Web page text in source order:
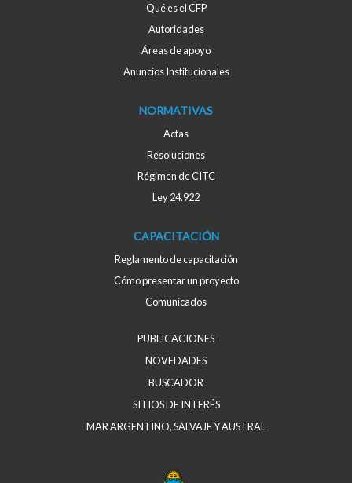
Qué es el CFP
Autoridades
Áreas de apoyo
Anuncios Institucionales
NORMATIVAS
Actas
Resoluciones
Régimen de CITC
Ley 24.922
CAPACITACIÓN
Reglamento de capacitación
Cómo presentar un proyecto
Comunicados
PUBLICACIONES
NOVEDADES
BUSCADOR
SITIOS DE INTERÉS
MAR ARGENTINO, SALVAJE Y AUSTRAL